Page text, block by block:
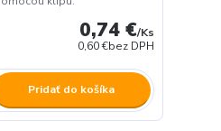
0,74 €/Ks
0,60 €bez DPH
Pridať do košíka